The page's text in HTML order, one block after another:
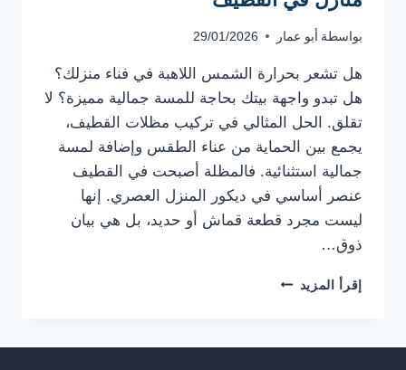
بواسطة أبو عمار 29/01/2026
هل تشعر بحرارة الشمس اللاهبة في فناء منزلك؟
هل تبدو واجهة بيتك بحاجة للمسة جمالية مميزة؟ لا
تقلق. الحل المثالي في تركيب مظلات القطيف،
يجمع بين الحماية من عناء الطقس وإضافة لمسة
جمالية استثنائية. فالمظلة أصبحت في القطيف
عنصر أساسي في ديكور المنزل العصري. إنها
ليست مجرد قطعة قماش أو حديد، بل هي بيان
ذوق…
إقرأ المزيد تركيب